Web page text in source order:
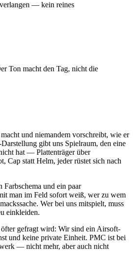
— kein reines
Ton macht den Tag, nicht die
und niemandem vorschreibt, wie er
gibt uns Spielraum, den eine
hat — Plattenträger über
Cap statt Helm, jeder rüstet sich nach
und ein paar
man im Feld sofort weiß, wer zu wem
Wer bei uns mitspielt, muss
einkleiden.
gefragt wird: Wir sind ein Airsoft-
und keine private Einheit. PMC ist bei
— nicht mehr, aber auch nicht